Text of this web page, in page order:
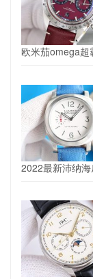
欧米茄omega超
2022最新沛纳